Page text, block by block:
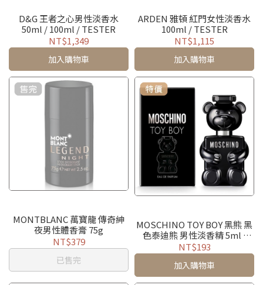
D&G 王者之心男性淡香水
50ml / 100ml / TESTER
NT$1,349
加入購物車
ARDEN 雅頓 紅門女性淡香水
100ml / TESTER
NT$1,115
加入購物車
MONTBLANC 萬寶龍 傳奇紳
夜男性體香膏 75g
NT$379
已售完
MOSCHINO TOY BOY 黑熊 黑
色泰迪熊 男性淡香精 5ml /
30ml / 50ml / 100ml /
TESTER
NT$193
加入購物車